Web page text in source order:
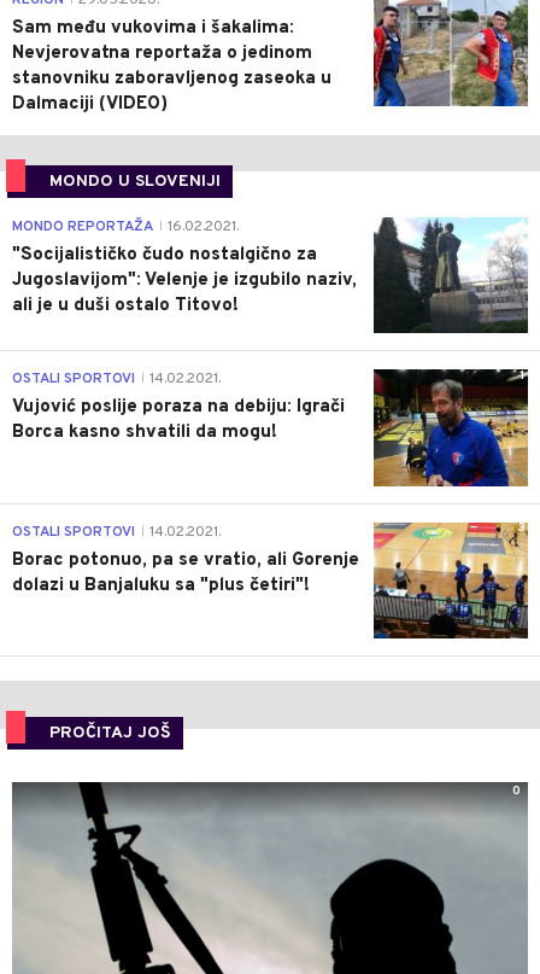
Sam među vukovima i šakalima:
Nevjerovatna reportaža o jedinom
stanovniku zaboravljenog zaseoka u
Dalmaciji (VIDEO)
MONDO U SLOVENIJI
4
MONDO REPORTAŽA 16.02.2021.
"Socijalističko čudo nostalgično za
Jugoslavijom": Velenje je izgubilo naziv,
ali je u duši ostalo Titovo!
1
OSTALI SPORTOVI 14.02.2021.
Vujović poslije poraza na debiju: Igrači
Borca kasno shvatili da mogu!
3
OSTALI SPORTOVI 14.02.2021.
Borac potonuo, pa se vratio, ali Gorenje
dolazi u Banjaluku sa "plus četiri"!
PROČITAJ JOŠ
0